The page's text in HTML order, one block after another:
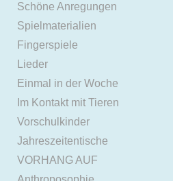
Schöne Anregungen
Spielmaterialien
Fingerspiele
Lieder
Einmal in der Woche
Im Kontakt mit Tieren
Vorschulkinder
Jahreszeitentische
VORHANG AUF